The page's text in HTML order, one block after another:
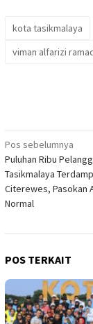
kota tasikmalaya
viman alfarizi
Navigasi
pos
Pos sebelumnya
Puluhan Ribu
Tasikmalaya
Citerewes, Pasokan
Normal
POS TERKAIT